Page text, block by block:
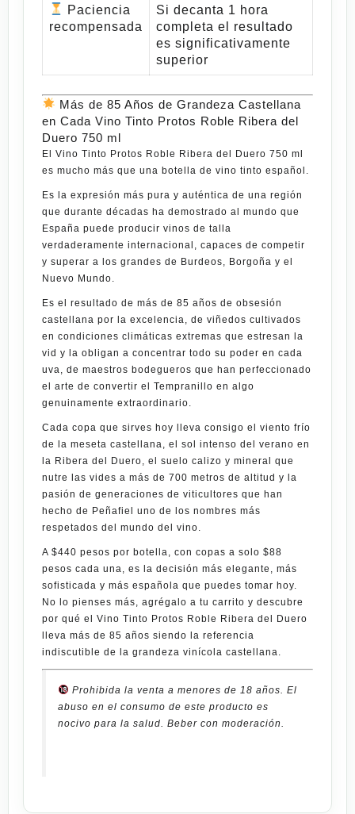
Paciencia
recompensada
Si decanta 1 hora
completa el resultado
es significativamente
superior
Más de 85 Años de Grandeza Castellana
en Cada Vino Tinto Protos Roble Ribera del
Duero 750 ml
El Vino Tinto Protos Roble Ribera del Duero 750 ml
es mucho más que una botella de vino tinto español.
Es la expresión más pura y auténtica de una región
que durante décadas ha demostrado al mundo que
España puede producir vinos de talla
verdaderamente internacional, capaces de competir
y superar a los grandes de Burdeos, Borgoña y el
Nuevo Mundo.
Es el resultado de más de 85 años de obsesión
castellana por la excelencia, de viñedos cultivados
en condiciones climáticas extremas que estresan la
vid y la obligan a concentrar todo su poder en cada
uva, de maestros bodegueros que han perfeccionado
el arte de convertir el Tempranillo en algo
genuinamente extraordinario.
Cada copa que sirves hoy lleva consigo el viento frío
de la meseta castellana, el sol intenso del verano en
la Ribera del Duero, el suelo calizo y mineral que
nutre las vides a más de 700 metros de altitud y la
pasión de generaciones de viticultores que han
hecho de Peñafiel uno de los nombres más
respetados del mundo del vino.
A $440 pesos por botella , con copas a solo $88
pesos cada una
, es la decisión más elegante, más
sofisticada y más española que puedes tomar hoy.
No lo pienses más, agrégalo a tu carrito y descubre
por qué el Vino Tinto Protos Roble Ribera del Duero
lleva más de 85 años siendo la referencia
indiscutible de la grandeza vinícola castellana.
Prohibida la venta a menores de 18 años. El
abuso en el consumo de este producto es
nocivo para la salud. Beber con moderación.